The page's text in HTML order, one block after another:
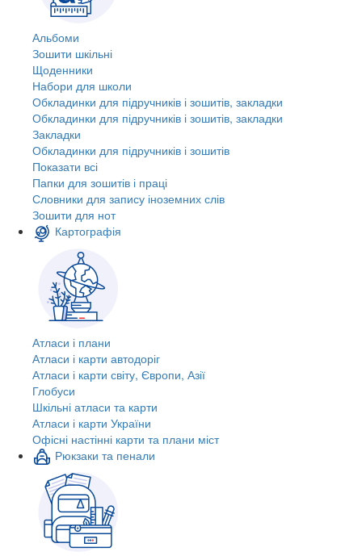
Альбоми
Зошити шкільні
Щоденники
Набори для школи
Обкладинки для підручників і зошитів, закладки
Обкладинки для підручників і зошитів, закладки
Закладки
Обкладинки для підручників і зошитів
Показати всі
Папки для зошитів і праці
Словники для запису іноземних слів
Зошити для нот
Картографія
Атласи і плани
Атласи і карти автодоріг
Атласи і карти світу, Європи, Азії
Глобуси
Шкільні атласи та карти
Атласи і карти України
Офісні настінні карти та плани міст
Рюкзаки та пенали